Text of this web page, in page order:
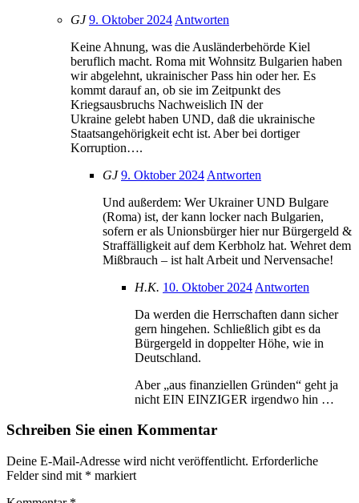
GJ 9. Oktober 2024 Antworten
Keine Ahnung, was die Ausländerbehörde Kiel
beruflich macht. Roma mit Wohnsitz Bulgarien haben
wir abgelehnt, ukrainischer Pass hin oder her. Es
kommt darauf an, ob sie im Zeitpunkt des
Kriegsausbruchs Nachweislich IN der
Ukraine gelebt haben UND, daß die ukrainische
Staatsangehörigkeit echt ist. Aber bei dortiger
Korruption….
GJ 9. Oktober 2024 Antworten
Und außerdem: Wer Ukrainer UND Bulgare
(Roma) ist, der kann locker nach Bulgarien,
sofern er als Unionsbürger hier nur Bürgergeld &
Straffälligkeit auf dem Kerbholz hat. Wehret dem
Mißbrauch – ist halt Arbeit und Nervensache!
H.K. 10. Oktober 2024 Antworten
Da werden die Herrschaften dann sicher
gern hingehen. Schließlich gibt es da
Bürgergeld in doppelter Höhe, wie in
Deutschland.
Aber „aus finanziellen Gründen“ geht ja
nicht EIN EINZIGER irgendwo hin …
Schreiben Sie einen Kommentar
Deine E-Mail-Adresse wird nicht veröffentlicht. Erforderliche
Felder sind mit * markiert